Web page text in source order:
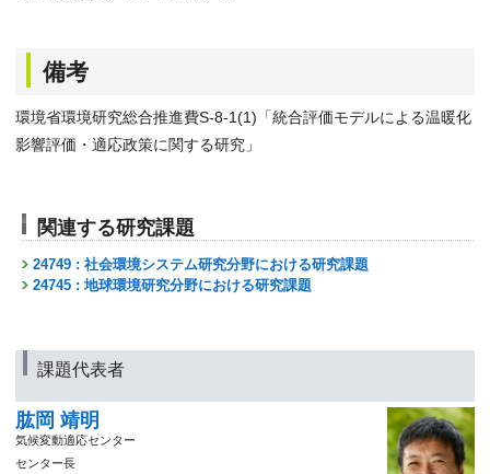
備考
環境省環境研究総合推進費S-8-1(1)「統合評価モデルによる温暖化
影響評価・適応政策に関する研究」
関連する研究課題
24749 : 社会環境システム研究分野における研究課題
24745 : 地球環境研究分野における研究課題
課題代表者
肱岡 靖明
気候変動適応センター
センター長